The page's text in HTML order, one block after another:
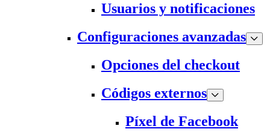
Usuarios y notificaciones
Configuraciones avanzadas
Opciones del checkout
Códigos externos
Píxel de Facebook